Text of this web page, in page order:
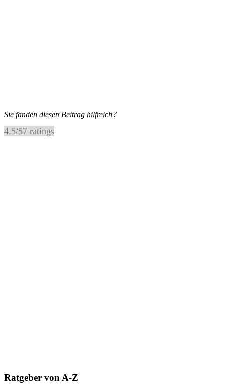
Sie fanden diesen Beitrag hilfreich?
4.5/57 ratings
Ratgeber von A-Z